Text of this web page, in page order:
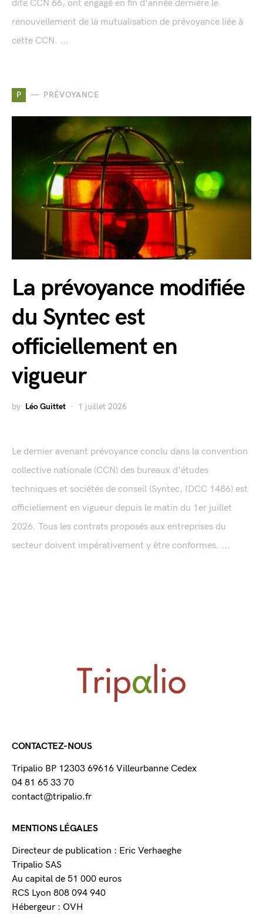
dite CCN 66, ont engagé en fin d'année dernière le
renouvellement de la mutualisation de prévoyance liée à
cette CCN. ...
P PRÉVOYANCE
La prévoyance modifiée
du Syntec est
officiellement en
vigueur
by Léo Guittet 1 juillet 2026
Le dernier avenant prévoyance conclu dans la convention
collective nationale (CCN) des bureaux d'études
techniques et sociétés de conseil (Syntec, IDCC 1486) est
officiellement en vigueur depuis le matin du 1er juillet
2026. Tous les contrats proposés aux entreprises du
secteur doivent impérativement y être conformes. ...
CONTACTEZ-NOUS
Tripalio BP 12303 69616 Villeurbanne Cedex
04 81 65 33 70
contact@tripalio.fr
MENTIONS LÉGALES
Directeur de publication : Eric Verhaeghe
Tripalio SAS
Au capital de 51 000 euros
RCS Lyon 808 094 940
Hébergeur : OVH